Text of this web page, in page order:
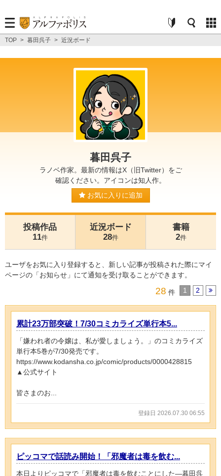
TOP > 暮田呉子 > 近況ボード
暮田呉子
ラノベ作家。最新の情報はX（旧Twitter）をご
確認ください。アイコンは知人作。
お気に入りに追加
投稿作品
11件
近況ボード
28件
書籍
2件
ユーザをお気に入り登録すると、新しい記事が投稿された際にマイ
ページの「お知らせ」にて通知を受け取ることができます。
28 件 1 2
累計23万部突破！7/30コミカライズ単行本5...
「嫌われ者の令嬢は、私が愛しましょう。」のコミカライズ
単行本5巻が7/30発売です。
https://www.kodansha.co.jp/comic/products/0000428815
▲公式サイト
皆さまのお...
登録日 2026.07.30 06:55
ピッコマで話読み開始！「邪魔者は毒を飲む...
本日よりピッコマで「邪魔者は毒を飲むことにした―暮田呉